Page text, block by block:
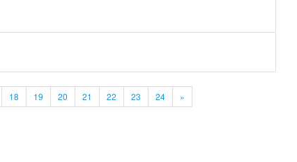
18 19 20 21 22 23 24 »